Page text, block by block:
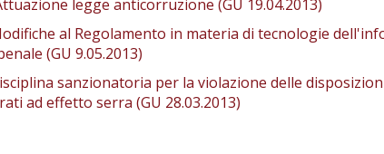
legge anticorruzione (GU 19.04.2013)
al Regolamento in materia di tecnologie
(GU 9.05.2013)
sanzionatoria per la violazione delle
ad effetto serra (GU 28.03.2013)